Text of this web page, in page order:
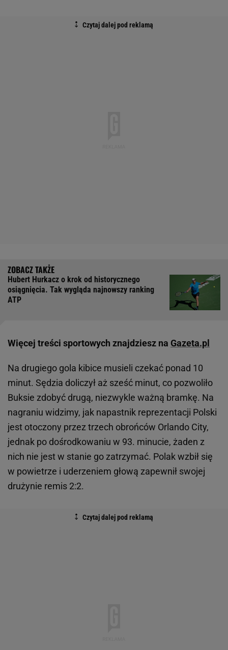
Hubert Hurkacz o krok od historycznego
osiągnięcia. Tak wygląda najnowszy ranking
ATP
Więcej treści sportowych znajdziesz na Gazeta.pl
Na drugiego gola kibice musieli czekać ponad 10
minut. Sędzia doliczył aż sześć minut, co pozwoliło
Buksie zdobyć drugą, niezwykle ważną bramkę. Na
nagraniu widzimy, jak napastnik reprezentacji Polski
jest otoczony przez trzech obrońców Orlando City,
jednak po dośrodkowaniu w 93. minucie, żaden z
nich nie jest w stanie go zatrzymać. Polak wzbił się
w powietrze i uderzeniem głową zapewnił swojej
drużynie remis 2:2.